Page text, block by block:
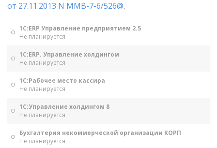
от 27.11.2013 N ММВ-7-6/526@.
1С:ERP Управление предприятием 2.5
Не планируется
1С:ERP. Управление холдингом
Не планируется
1С:Рабочее место кассира
Не планируется
1С:Управление холдингом 8
Не планируется
Бухгалтерия некоммерческой организации КОРП
Не планируется